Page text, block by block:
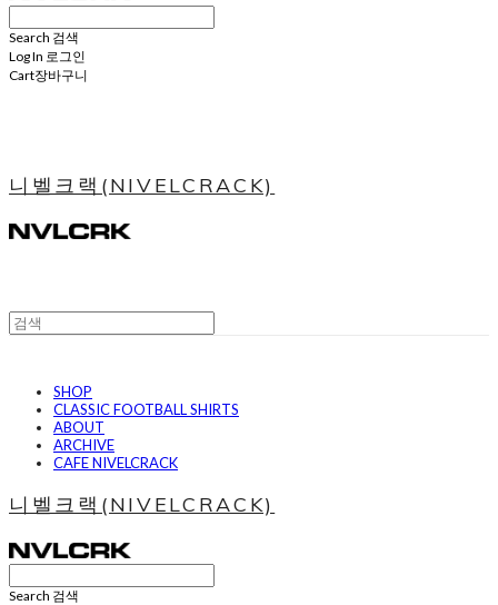
Search 검색
Log In 로그인
Cart장바구니
니벨크랙(NIVELCRACK)
SHOP
CLASSIC FOOTBALL SHIRTS
ABOUT
ARCHIVE
CAFE NIVELCRACK
니벨크랙(NIVELCRACK)
Search 검색